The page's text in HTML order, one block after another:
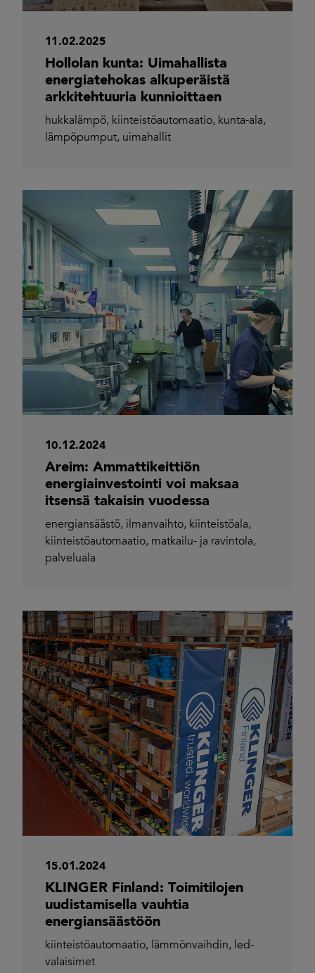
11.02.2025
Hollolan kunta: Uimahallista
energiatehokas alkuperäistä
arkkitehtuuria kunnioittaen
hukkalämpö, kiinteistöautomaatio, kunta-ala,
lämpöpumput, uimahallit
10.12.2024
Areim: Ammattikeittiön
energiainvestointi voi maksaa
itsensä takaisin vuodessa
energiansäästö, ilmanvaihto, kiinteistöala,
kiinteistöautomaatio, matkailu- ja ravintola,
palveluala
15.01.2024
KLINGER Finland: Toimitilojen
uudistamisella vauhtia
energiansäästöön
kiinteistöautomaatio, lämmönvaihdin, led-
valaisimet